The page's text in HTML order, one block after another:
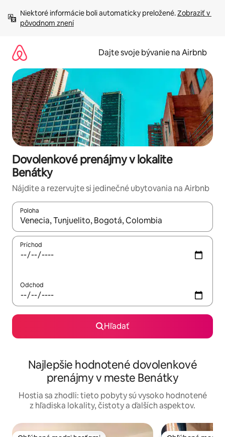
obsah.
Niektoré informácie boli automaticky preložené. Zobraziť v
pôvodnom znení
Dajte svoje bývanie na Airbnb
Dovolenkové prenájmy v lokalite
Benátky
Nájdite a rezervujte si jedinečné ubytovania na Airbnb
Poloha
Keď budú výsledky k dispozícii, môžete si ich prechádzať
Príchod
Odchod
Hľadať
Najlepšie hodnotené dovolenkové
prenájmy v meste Benátky
Hostia sa zhodli: tieto pobyty sú vysoko hodnotené
z hľadiska lokality, čistoty a ďalších aspektov.